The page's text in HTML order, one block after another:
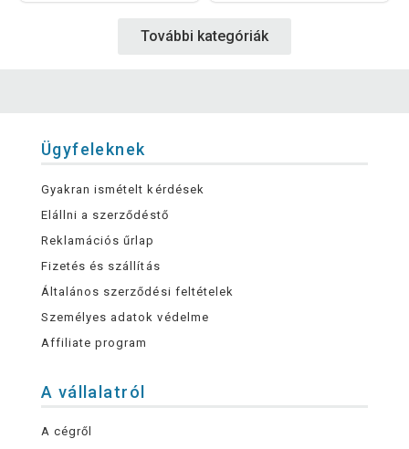
További kategóriák
Ügyfeleknek
Gyakran ismételt kérdések
Elállni a szerződéstő
Reklamációs űrlap
Fizetés és szállítás
Általános szerződési feltételek
Személyes adatok védelme
Affiliate program
A vállalatról
A cégről